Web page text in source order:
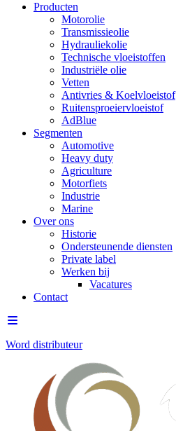
Producten
Motorolie
Transmissieolie
Hydrauliekolie
Technische vloeistoffen
Industriële olie
Vetten
Antivries & Koelvloeistof
Ruitensproeiervloeistof
AdBlue
Segmenten
Automotive
Heavy duty
Agriculture
Motorfiets
Industrie
Marine
Over ons
Historie
Ondersteunende diensten
Private label
Werken bij
Vacatures
Contact
Word distributeur